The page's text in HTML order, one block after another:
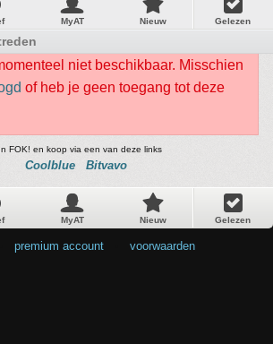
MyAT Nieuw Gelezen
niet beschikbaar. Misschien
of heb je geen toegang tot deze
FOK! en koop via een van deze links
Coolblue Bitvavo
MyAT Nieuw Gelezen
premium account voorwaarden